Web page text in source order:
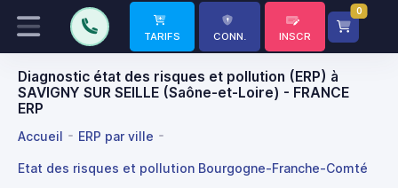
TARIFS CONN. INSCR
0
Diagnostic état des risques et pollution (ERP) à
SAVIGNY SUR SEILLE (Saône-et-Loire) - FRANCE
ERP
Accueil ERP par ville
Etat des risques et pollution Bourgogne-Franche-Comté